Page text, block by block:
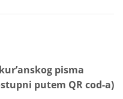
pisma
putem QR cod-a)